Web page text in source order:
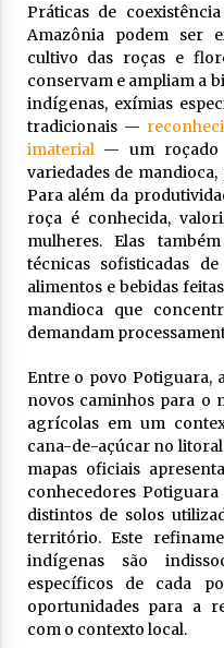
Práticas de
Amazônia podem ser
cultivo das roças e
conservam e ampliam a
indígenas, exímias
tradicionais —
imaterial— um roçado
variedades de
Para além da
roça é conhecida,
mulheres. Elas
técnicas sofisticadas
alimentos e bebidas
mandioca que
demandam
Entre o povo Potiguara,
novos caminhos para o
agrícolas em um
cana-de-açúcar no
mapas oficiais
conhecedores
distintos de solos
território. Este
indígenas são
específicos de cada
oportunidades para a
com o contexto local.